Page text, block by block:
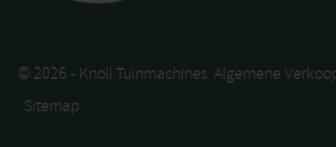
© 2026 - Knoll Tuinmachines Algemene
Sitemap